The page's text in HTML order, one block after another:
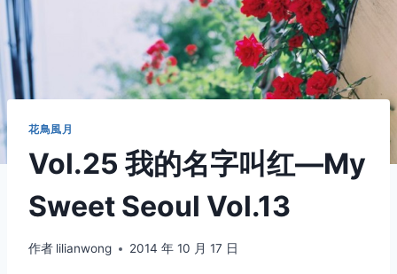
花鳥風月
Vol.25 我的名字叫红—My
Sweet Seoul Vol.13
作者 lilianwong 2014 年 10 月 17 日